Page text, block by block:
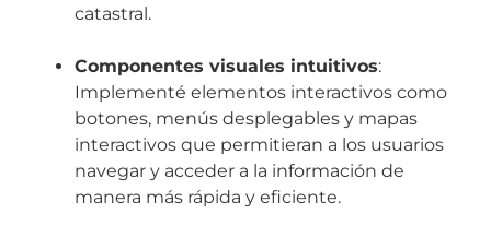
catastral.
Componentes visuales intuitivos:
Implementé elementos interactivos como
botones, menús desplegables y mapas
interactivos que permitieran a los usuarios
navegar y acceder a la información de
manera más rápida y eficiente.